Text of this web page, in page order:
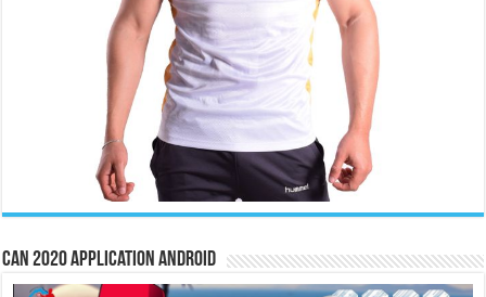
CAN 2020 Application Android